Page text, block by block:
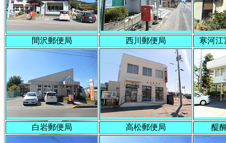
間沢郵便局 西川郵便局 寒河江
白岩郵便局 高松郵便局 醍